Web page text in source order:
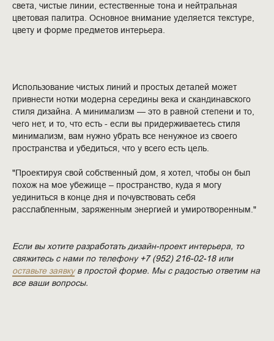
света, чистые линии, естественные тона и нейтральная
цветовая палитра. Основное внимание уделяется текстуре,
цвету и форме предметов интерьера.
Использование чистых линий и простых деталей может
привнести нотки модерна середины века и скандинавского
стиля дизайна. А минимализм — это в равной степени и то,
чего нет, и то, что есть - если вы придерживаетесь стиля
минимализм, вам нужно убрать все ненужное из своего
пространства и убедиться, что у всего есть цель.
"Проектируя свой собственный дом, я хотел, чтобы он был
похож на мое убежище – пространство, куда я могу
уединиться в конце дня и почувствовать себя
расслабленным, заряженным энергией и умиротворенным."
Если вы хотите разработать дизайн-проект интерьера, то
свяжитесь с нами по телефону +7 (952) 216-02-18или
оставьте заявкув простой форме. Мы с радостью ответим на
все ваши вопросы.